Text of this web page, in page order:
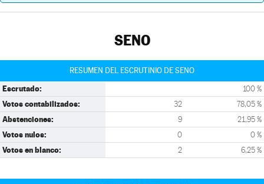
SENO
RESUMEN DEL ESCRUTINIO DE SENO
Escrutado: 100 %
Votos contabilizados: 32 78,05 %
Abstenciones: 9 21,95 %
Votos nulos: 0 0 %
Votos en blanco: 2 6,25 %